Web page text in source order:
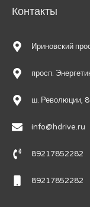
Контакты
Ириновский
просп.
ш. Революции,
info@hdrive.ru
89217852282
89217852282